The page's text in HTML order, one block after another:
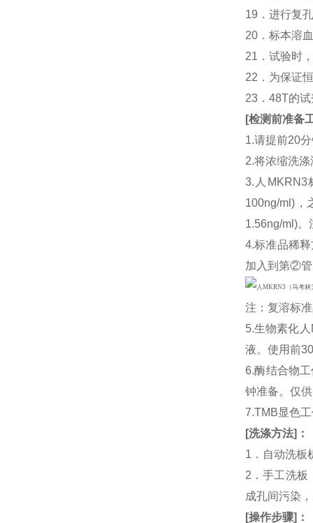
19．进行复
20．标本溶
21．试验时
22．为保证
23．48T的
[检测前准备
1.请提前20
2.将浓缩洗
3.人MKRN3
100ng/ml)，
1.56ng/ml)。
4.标准品稀
加入到第②
注：复溶标
5.生物素化
液。使用前
6.酶结合物
钟准备。仅
7.TMB显色
[洗涤方法] ：
1．自动洗板
2．手工洗板
成孔间污染
[操作步骤] ：